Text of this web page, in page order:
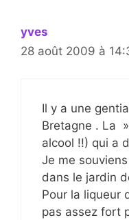
yves
28 août 2009 à
Il y a une
Bretagne . La
alcool !!) qui a
Je me
dans le jardin
Pour la liqueur
pas assez fort